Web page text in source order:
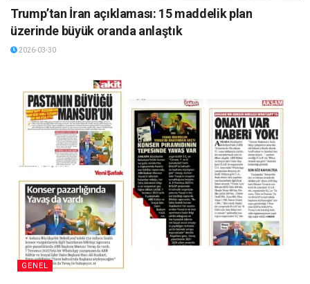
Trump’tan İran açıklaması: 15 maddelik plan
üzerinde büyük oranda anlaştık
2026-03-30
GENEL